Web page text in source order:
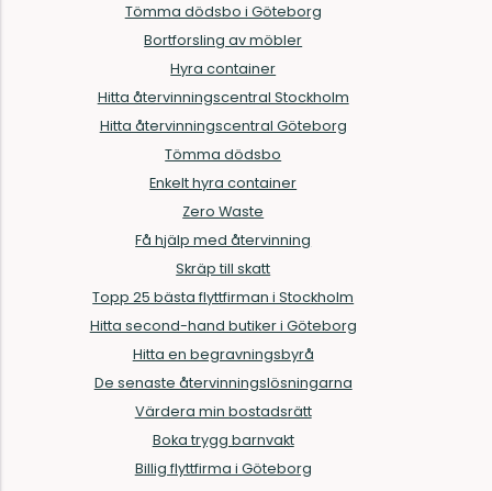
Tömma dödsbo i Göteborg
Bortforsling av möbler
Hyra container
Hitta återvinningscentral Stockholm
Hitta återvinningscentral Göteborg
Tömma dödsbo
Enkelt hyra container
Zero Waste
Få hjälp med återvinning
Skräp till skatt
Topp 25 bästa flyttfirman i Stockholm
Hitta second-hand butiker i Göteborg
Hitta en begravningsbyrå
De senaste återvinningslösningarna
Värdera min bostadsrätt
Boka trygg barnvakt
Billig flyttfirma i Göteborg